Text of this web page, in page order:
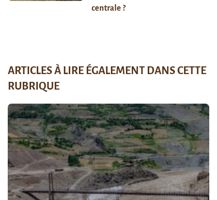
centrale ?
ARTICLES À LIRE ÉGALEMENT DANS CETTE
RUBRIQUE